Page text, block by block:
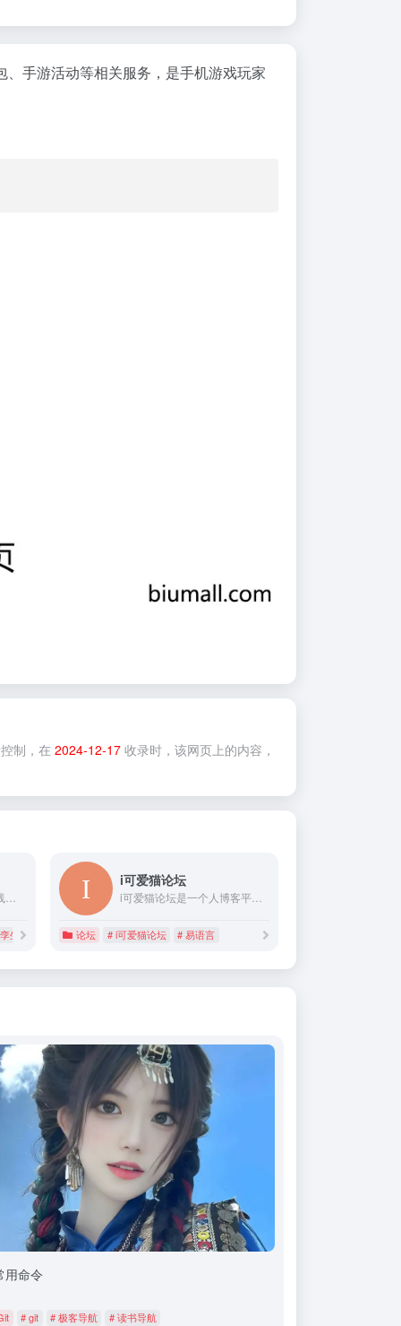
手游活动等相关服务，是手机游戏玩家
制，在 2024-12-17 收录时，该网页上的内容，
生与智慧水利 # 水利信息化
i可爱猫论坛
i可爱猫论坛是一个人博客平台，在这里涉及的可爱猫微信机器人、鲲鹏微信机器人、千寻微信机器人相关的开发和研究均为网友学习之用，请勿传播，若出现问题后果自负。另外可爱猫论坛涉及的开发语言比较广泛，比如易语言(开发可爱猫插件、鲲鹏微信机器人插件)、php、java、golang、python、mysql、redis、memcached、Mongodb等，以及web前端技术，比如html、css、vue等；如果相关技术方面遇到什么问题，您可以提问交流。
论坛 # i可爱猫论坛 # 易语言
用命令
# git # 极客导航 # 读书导航